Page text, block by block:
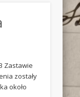
Zastawie
zostały
około